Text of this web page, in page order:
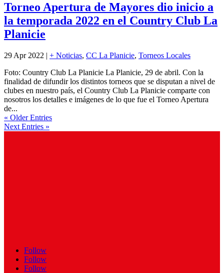
Torneo Apertura de Mayores dio inicio a
la temporada 2022 en el Country Club La
Planicie
29 Apr 2022 | + Noticias, CC La Planicie, Torneos Locales
Foto: Country Club La Planicie La Planicie, 29 de abril. Con la
finalidad de difundir los distintos torneos que se disputan a nivel de
clubes en nuestro país, el Country Club La Planicie comparte con
nosotros los detalles e imágenes de lo que fue el Torneo Apertura
de...
« Older Entries
Next Entries »
Follow
Follow
Follow